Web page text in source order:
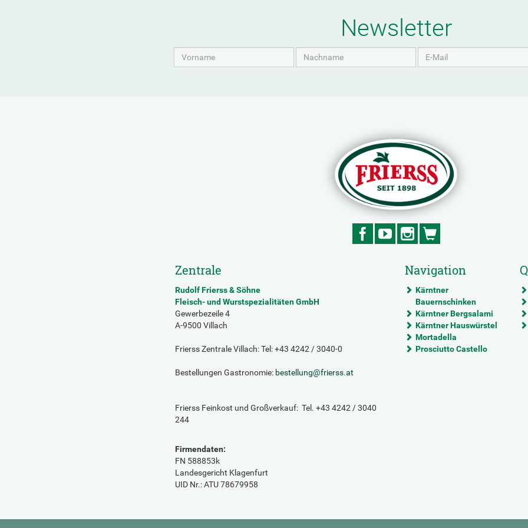
Newsletter
Zentrale
Rudolf Frierss & Söhne
Fleisch- und Wurstspezialitäten GmbH
Gewerbezeile 4
A-9500 Villach
Frierss Zentrale Villach: Tel: +43 4242 / 3040-0
Bestellungen Gastronomie: bestellung@frierss.at
Frierss Feinkost und Großverkauf: Tel. +43 4242 / 3040
244
Firmendaten:
FN 588853k
Landesgericht Klagenfurt
UID Nr.: ATU 78679958
Navigation
Kärntner
Bauernschinken
Kärntner Bergsalami
Kärntner Hauswürstel
Mortadella
Prosciutto Castello